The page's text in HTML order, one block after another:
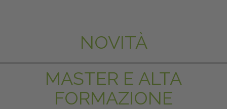
NOVITÀ
MASTER E ALTA
FORMAZIONE